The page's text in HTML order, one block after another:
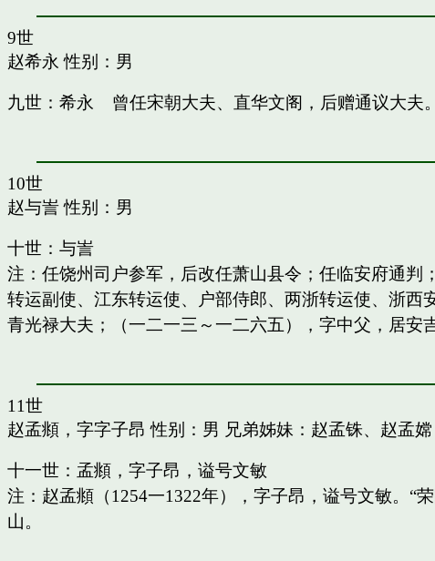
9世
赵希永 性别：男
九世：希永 曾任宋朝大夫、直华文阁，后赠通议大夫。
10世
赵与訔性别：男
十世：与訔
注：任饶州司户参军，后改任萧山县令；任临安府通
转运副使、江东转运使、户部侍郎、两浙转运使、浙西
青光禄大夫；（一二一三～一二六五），字中父，居安
11世
赵孟頫，字字子昂 性别：男 兄弟姊妹： 赵孟铢、 赵孟
十一世：孟頫，字子昂，谥号文敏
注：赵孟頫（1254一1322年），字子昂，谥号文敏。“
山。